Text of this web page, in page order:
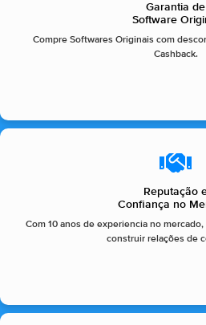
Garantia de
Software
Compre Softwares Originais com
Cashback.
Reputação
Confiança no
Com 10 anos de experiencia no
construir relações de